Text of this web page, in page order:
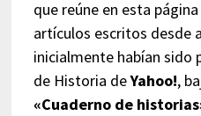
que reúne en esta
artículos escritos desde
inicialmente habían sido
de Historia deYahoo!,
«Cuaderno de